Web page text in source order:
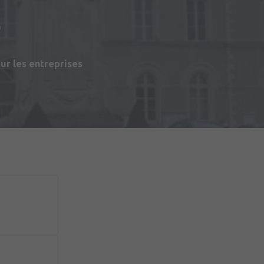
les entreprises